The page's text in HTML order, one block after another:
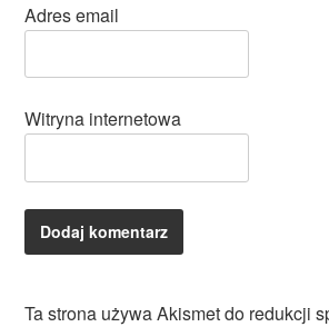
Adres email
Witryna internetowa
Ta strona używa Akismet do redukcji